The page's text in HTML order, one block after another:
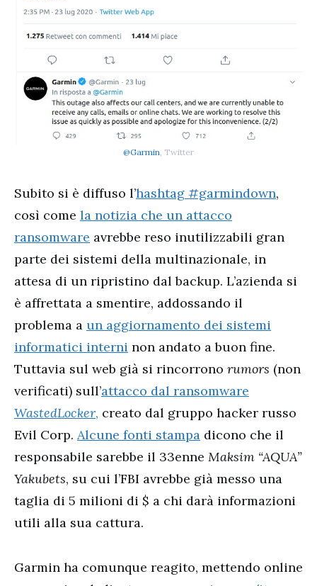
@Garmin, Twitter
Subito si è diffuso l’hashtag #garmindown,
così come la notizia che un attacco
ransomware avrebbe reso inutilizzabili gran
parte dei sistemi della multinazionale, in
attesa di un ripristino dal backup. L’azienda si
è affrettata a smentire, addossando il
problema a un aggiornamento dei sistemi
informatici interni non andato a buon fine.
Tuttavia sul web già si rincorrono rumors (non
verificati) sull’attacco dal ransomware
WastedLocker, creato dal gruppo hacker russo
Evil Corp. Alcune fonti stampa dicono che il
responsabile sarebbe il 33enne Maksim “AQUA”
Yakubets, su cui l’FBI avrebbe già messo una
taglia di 5 milioni di $ a chi darà informazioni
utili alla sua cattura.
Garmin ha comunque reagito, mettendo online